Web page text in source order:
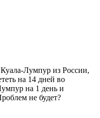
Лумпур из России,
на 14 дней во
на 1 день и
не будет?